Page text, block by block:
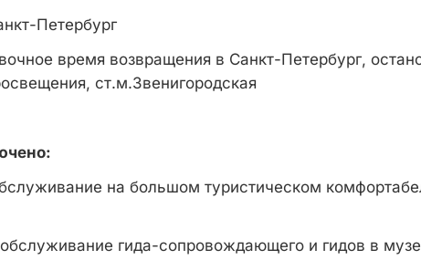
Петербург
время возвращения в Санкт-Петербург,
ст.м.Звенигородская
на большом туристическом
гида-сопровождающего и гидов в